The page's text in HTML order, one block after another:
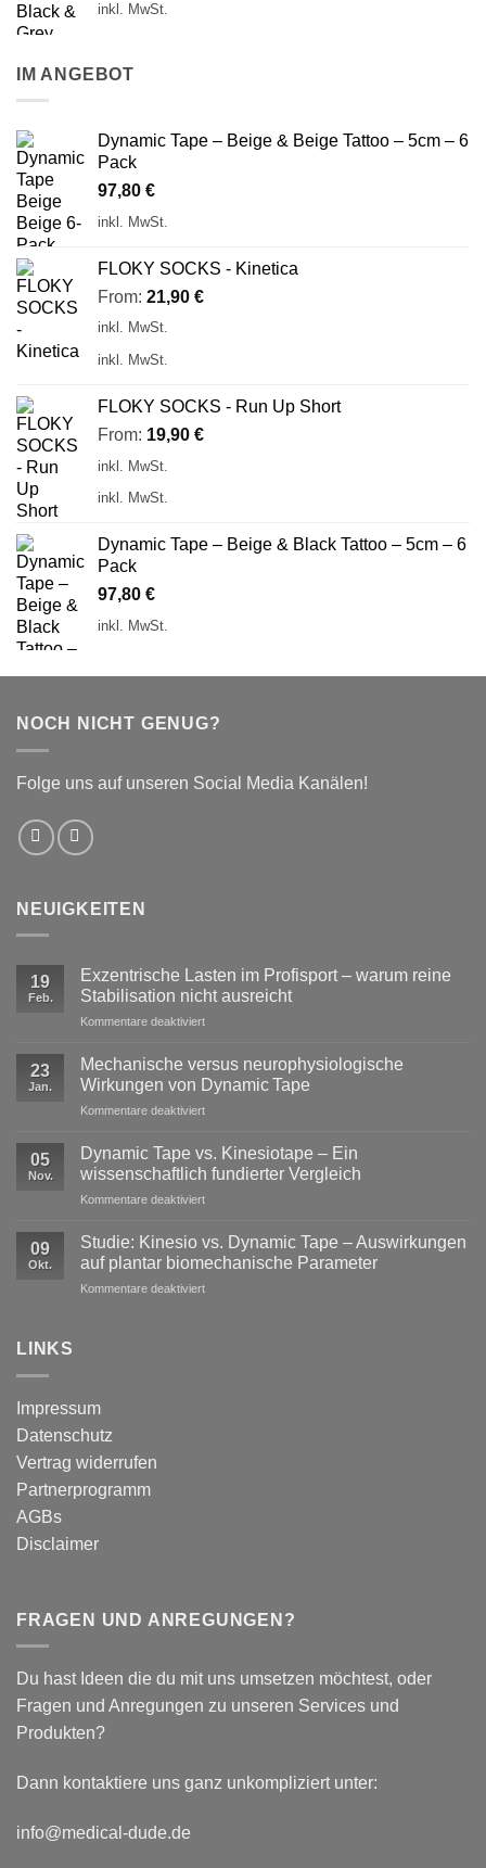
inkl. MwSt.
IM ANGEBOT
Dynamic Tape – Beige & Beige Tattoo – 5cm – 6
Pack
97,80 €
inkl. MwSt.
FLOKY SOCKS - Kinetica
From: 21,90 €
inkl. MwSt.
inkl. MwSt.
FLOKY SOCKS - Run Up Short
From: 19,90 €
inkl. MwSt.
inkl. MwSt.
Dynamic Tape – Beige & Black Tattoo – 5cm – 6
Pack
97,80 €
inkl. MwSt.
NOCH NICHT GENUG?
Folge uns auf unseren Social Media Kanälen!
NEUIGKEITEN
19
Feb.
Exzentrische Lasten im Profisport – warum reine
Stabilisation nicht ausreicht
Kommentare deaktiviertfür
im
Profisport
–
reine
Stabilisation
ausreicht
23
Jan.
Mechanische versus neurophysiologische
Wirkungen von Dynamic Tape
Kommentare deaktiviertfür
versus
neurophysiologische
Wirkungen
von
05
Nov.
Dynamic Tape vs. Kinesiotape – Ein
wissenschaftlich fundierter Vergleich
Kommentare deaktiviertfür
Tape
Kinesiotape
–
09
Okt.
Studie: Kinesio vs. Dynamic Tape – Auswirkungen
auf plantar biomechanische Parameter
Kommentare deaktiviertfür
LINKS
Impressum
Datenschutz
Vertrag widerrufen
Partnerprogramm
AGBs
Disclaimer
FRAGEN UND ANREGUNGEN?
Du hast Ideen die du mit uns umsetzen möchtest, oder
Fragen und Anregungen zu unseren Services und
Produkten?
Dann kontaktiere uns ganz unkompliziert unter:
info@medical-dude.de